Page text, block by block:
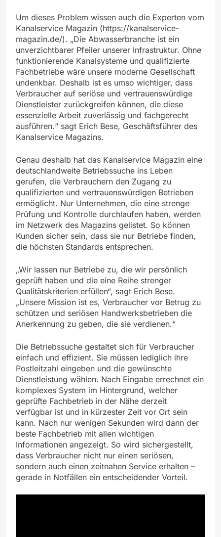
Um dieses Problem wissen auch die Experten vom
Kanalservice Magazin (https://kanalservice-
magazin.de/). „Die Abwasserbranche ist ein
unverzichtbarer Pfeiler unserer Infrastruktur. Ohne
funktionierende Kanalsysteme und qualifizierte
Fachbetriebe wäre unsere moderne Gesellschaft
undenkbar. Deshalb ist es umso wichtiger, dass
Verbraucher auf seriöse und vertrauenswürdige
Dienstleister zurückgreifen können, die diese
essenzielle Arbeit zuverlässig und fachgerecht
ausführen.“ sagt Erich Bese, Geschäftsführer des
Kanalservice Magazins.
Genau deshalb hat das Kanalservice Magazin eine
deutschlandweite Betriebssuche ins Leben
gerufen, die Verbrauchern den Zugang zu
qualifizierten und vertrauenswürdigen Betrieben
ermöglicht. Nur Unternehmen, die eine strenge
Prüfung und Kontrolle durchlaufen haben, werden
im Netzwerk des Magazins gelistet. So können
Kunden sicher sein, dass sie nur Betriebe finden,
die höchsten Standards entsprechen.
„Wir lassen nur Betriebe zu, die wir persönlich
geprüft haben und die eine Reihe strenger
Qualitätskriterien erfüllen“, sagt Erich Bese.
„Unsere Mission ist es, Verbraucher vor Betrug zu
schützen und seriösen Handwerksbetrieben die
Anerkennung zu geben, die sie verdienen.“
Die Betriebssuche gestaltet sich für Verbraucher
einfach und effizient. Sie müssen lediglich ihre
Postleitzahl eingeben und die gewünschte
Dienstleistung wählen. Nach Eingabe errechnet ein
komplexes System im Hintergrund, welcher
geprüfte Fachbetrieb in der Nähe derzeit
verfügbar ist und in kürzester Zeit vor Ort sein
kann. Nach nur wenigen Sekunden wird dann der
beste Fachbetrieb mit allen wichtigen
Informationen angezeigt. So wird sichergestellt,
dass Verbraucher nicht nur einen seriösen,
sondern auch einen zeitnahen Service erhalten –
gerade in Notfällen ein entscheidender Vorteil.